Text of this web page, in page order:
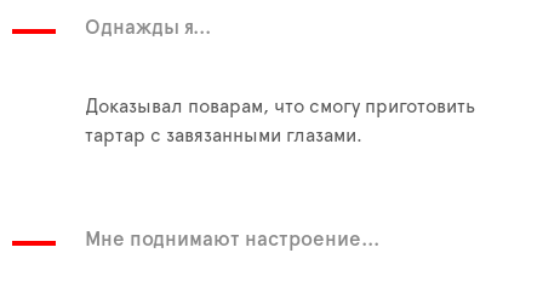
Однажды я...
Доказывал поварам, что смогу приготовить
тартар с завязанными глазами.
Мне поднимают настроение...